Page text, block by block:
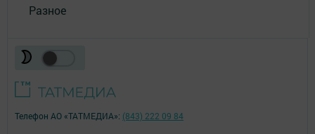
Разное
Телефон АО «ТАТМЕДИА»: (843) 222 09 84